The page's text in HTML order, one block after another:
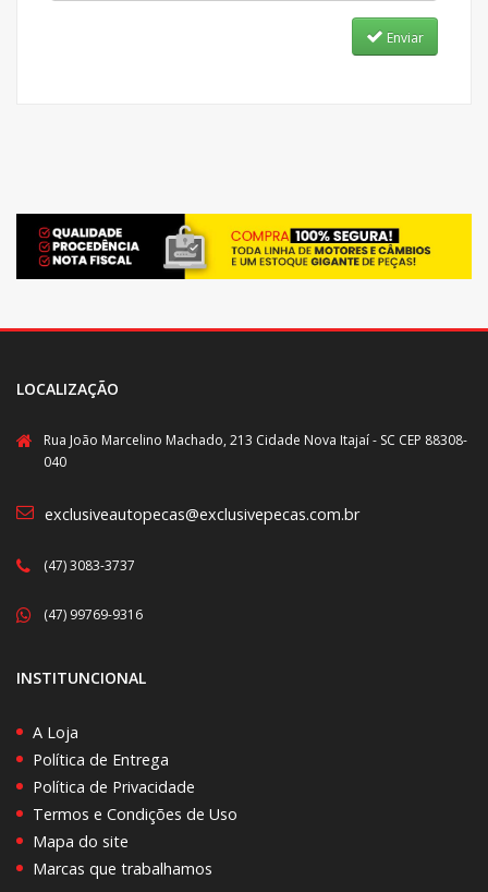
Enviar
LOCALIZAÇÃO
Rua João Marcelino Machado, 213 Cidade Nova Itajaí - SC CEP 88308-
040
exclusiveautopecas@exclusivepecas.com.br
(47) 3083-3737
(47) 99769-9316
INSTITUNCIONAL
A Loja
Política de Entrega
Política de Privacidade
Termos e Condições de Uso
Mapa do site
Marcas que trabalhamos